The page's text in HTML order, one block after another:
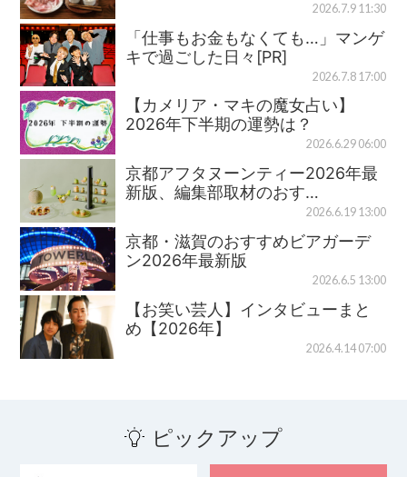
2026.7.9 11:30
「仕事もお金もなくても…」マンゲ
キで過ごした日々[PR]
2026.7.8 17:00
【カメリア・マキの魔女占い】
2026年下半期の運勢は？
2026.6.29 06:00
京都アフタヌーンティー2026年最
新版、編集部取材のおす…
2026.6.19 13:00
京都・滋賀のおすすめビアガーデ
ン2026年最新版
2026.6.5 13:00
【お笑い芸人】インタビューまと
め【2026年】
2026.4.14 07:00
ピックアップ